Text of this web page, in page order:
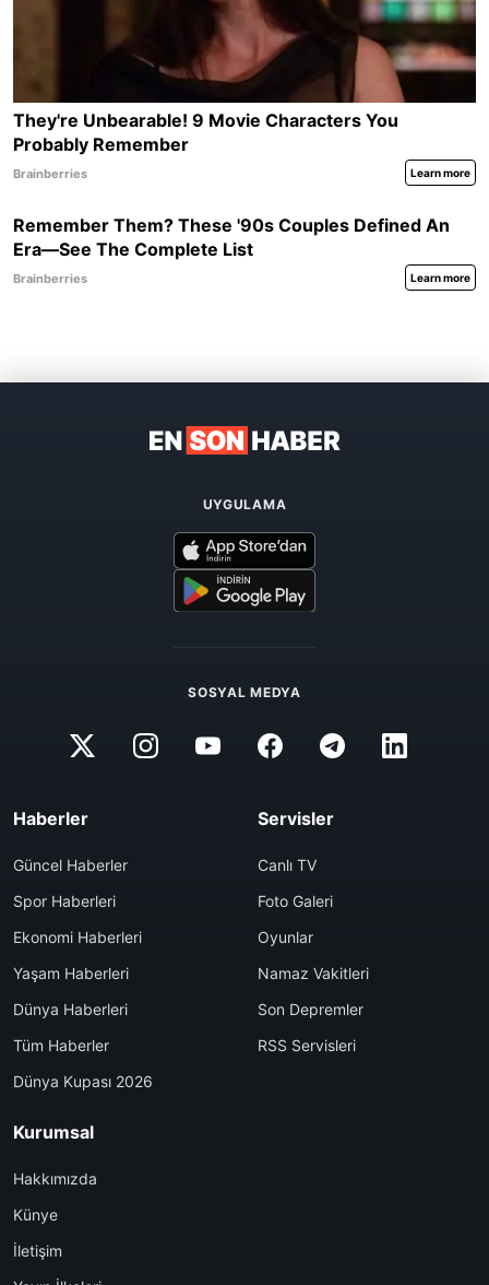
UYGULAMA
SOSYAL MEDYA
Haberler
Güncel Haberler
Spor Haberleri
Ekonomi Haberleri
Yaşam Haberleri
Dünya Haberleri
Tüm Haberler
Dünya Kupası 2026
Servisler
Canlı TV
Foto Galeri
Oyunlar
Namaz Vakitleri
Son Depremler
RSS Servisleri
Kurumsal
Hakkımızda
Künye
İletişim